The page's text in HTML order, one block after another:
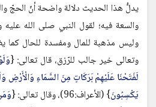
يدلُّ هذا الحديث دلالة واضحة أنّ الحجّ
والسعة فيه؛ لقول النبي صلى الله
وليس مذهبة للمال ومفسدة للحال كما
وتعالى خير جالب للرّزق، قال تعالى: {
لَفَتَحْنَا عَلَيْهِمْ بَرَكَاتٍ مِنَ السَّمَاءِ وَالْأَرْضِ
يَكْسِبُونَ} (الأعراف:96)، وقال تعالى: {